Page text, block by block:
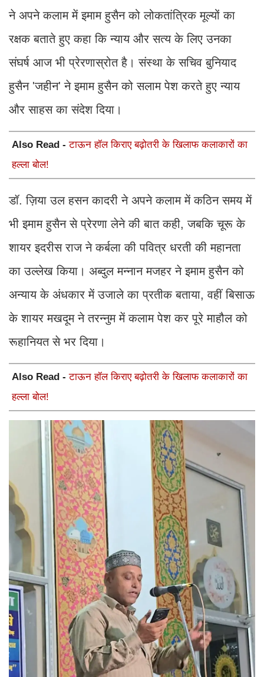
ने अपने कलाम में इमाम हुसैन को लोकतांत्रिक मूल्यों का
रक्षक बताते हुए कहा कि न्याय और सत्य के लिए उनका
संघर्ष आज भी प्रेरणास्रोत है। संस्था के सचिव बुनियाद
हुसैन 'जहीन' ने इमाम हुसैन को सलाम पेश करते हुए न्याय
और साहस का संदेश दिया।
Also Read -टाऊन हॉल किराए बढ़ोतरी के खिलाफ कलाकारों का
हल्ला बोल!
डॉ. ज़िया उल हसन कादरी ने अपने कलाम में कठिन समय में
भी इमाम हुसैन से प्रेरणा लेने की बात कही, जबकि चूरू के
शायर इदरीस राज ने कर्बला की पवित्र धरती की महानता
का उल्लेख किया। अब्दुल मन्नान मजहर ने इमाम हुसैन को
अन्याय के अंधकार में उजाले का प्रतीक बताया, वहीं बिसाऊ
के शायर मखदूम ने तरन्नुम में कलाम पेश कर पूरे माहौल को
रूहानियत से भर दिया।
Also Read -टाऊन हॉल किराए बढ़ोतरी के खिलाफ कलाकारों का
हल्ला बोल!